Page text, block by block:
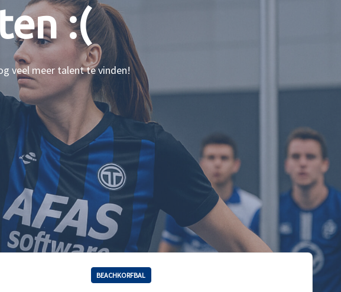
:(
veel meer talent te vinden!
BEACHKORFBAL